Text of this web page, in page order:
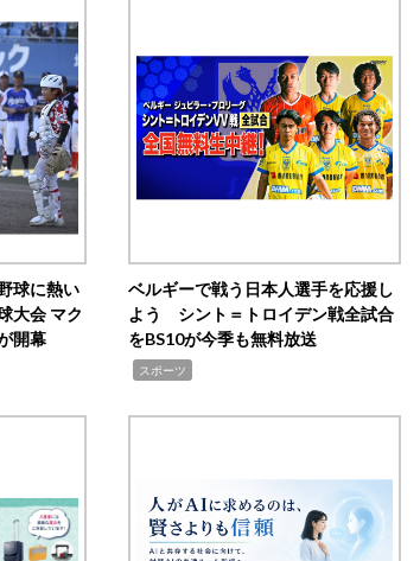
球に熱い
大会 マク
開幕
ベルギーで戦う日本人選手を応援し
よう シント＝トロイデン戦全試合
をBS10が今季も無料放送
スポーツ